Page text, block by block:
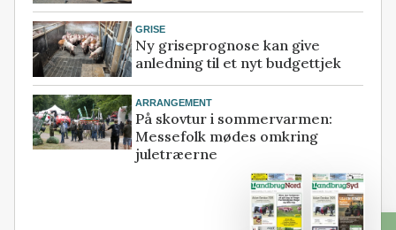
GRISE
Ny griseprognose kan give
anledning til et nyt budgettjek
ARRANGEMENT
På skovtur i sommervarmen:
Messefolk mødes omkring
juletræerne